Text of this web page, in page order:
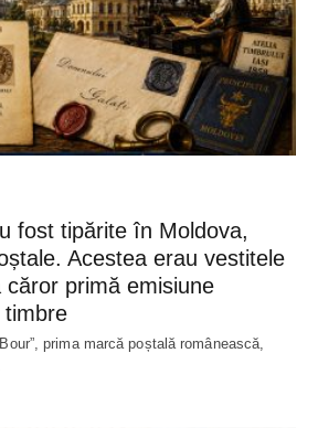
fost tipărite în Moldova,
Acestea erau vestitele
căror primă emisiune
timbre
prima marcă poștală românească,